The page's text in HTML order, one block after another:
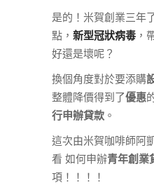
是的！米賀創業三年
點， 新型冠狀病毒 ，
好還是壞呢？
換個角度對於要添購
整體降價得到了優惠
行申辦貸款 。
這次由米賀咖啡師阿
看 如何申辦青年創業
項！！！！